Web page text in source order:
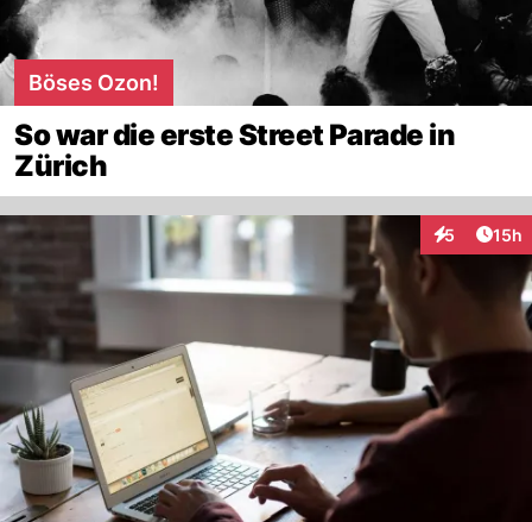
Böses Ozon!
So war die erste Street Parade in
Zürich
5
Interaktionen
15h